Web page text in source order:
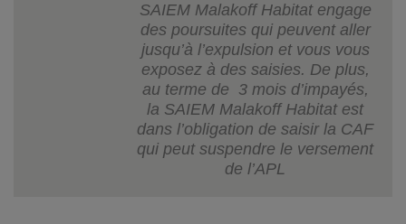
SAIEM Malakoff Habitat engage
des poursuites qui peuvent aller
jusqu’à l’expulsion et vous vous
exposez à des saisies. De plus,
au terme de 3 mois d’impayés,
la SAIEM Malakoff Habitat est
dans l’obligation de saisir la CAF
qui peut suspendre le versement
de l’APL